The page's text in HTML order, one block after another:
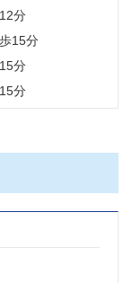
分
15分
分
分